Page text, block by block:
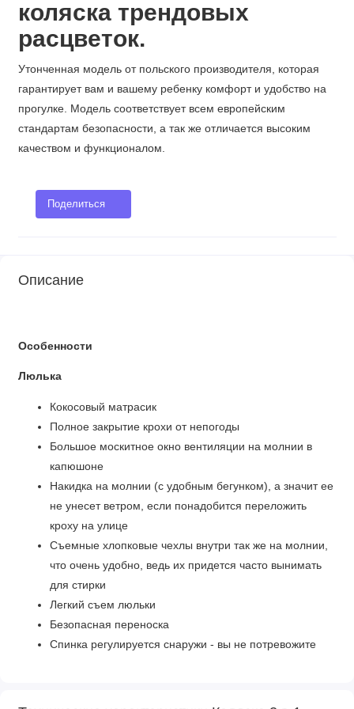
коляска трендовых
расцветок.
Утонченная модель от польского производителя, которая
гарантирует вам и вашему ребенку комфорт и удобство на
прогулке. Модель соответствует всем европейским
стандартам безопасности, а так же отличается высоким
качеством и функционалом.
Поделиться
Описание
Особенности
Люлька
Кокосовый матрасик
Полное закрытие крохи от непогоды
Большое москитное окно вентиляции на молнии в
капюшоне
Накидка на молнии (с удобным бегунком), а значит ее
не унесет ветром, если понадобится переложить
кроху на улице
Съемные хлопковые чехлы внутри так же на молнии,
что очень удобно, ведь их придется часто вынимать
для стирки
Легкий съем люльки
Безопасная переноска
Спинка регулируется снаружи - вы не потревожите